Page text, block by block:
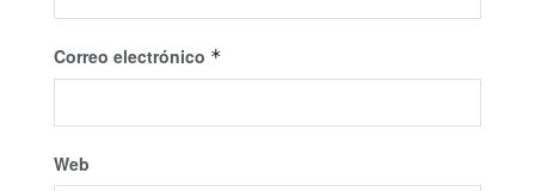
Correo electrónico *
Web